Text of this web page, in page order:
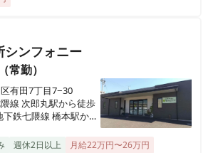
シンフォニー
常勤）
有田7丁目7−30
線 次郎丸駅から徒歩
鉄七隈線 橋本駅から
週休2日以上 月給22万円〜26万円